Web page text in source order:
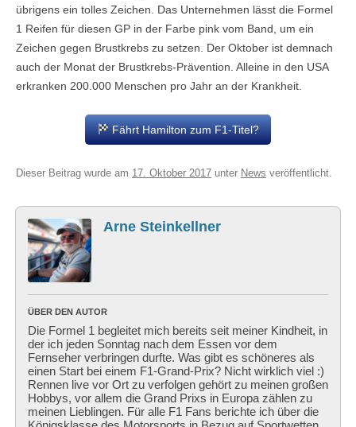
übrigens ein tolles Zeichen. Das Unternehmen lässt die Formel
1 Reifen für diesen GP in der Farbe pink vom Band, um ein
Zeichen gegen Brustkrebs zu setzen. Der Oktober ist demnach
auch der Monat der Brustkrebs-Prävention. Alleine in den USA
erkranken 200.000 Menschen pro Jahr an der Krankheit.
Fährt Hamilton zum F1-Titel?
Dieser Beitrag wurde am 17. Oktober 2017 unter News veröffentlicht.
Arne Steinkellner
ÜBER DEN AUTOR
Die Formel 1 begleitet mich bereits seit meiner Kindheit, in
der ich jeden Sonntag nach dem Essen vor dem
Fernseher verbringen durfte. Was gibt es schöneres als
einen Start bei einem F1-Grand-Prix? Nicht wirklich viel :)
Rennen live vor Ort zu verfolgen gehört zu meinen großen
Hobbys, vor allem die Grand Prixs in Europa zählen zu
meinen Lieblingen. Für alle F1 Fans berichte ich über die